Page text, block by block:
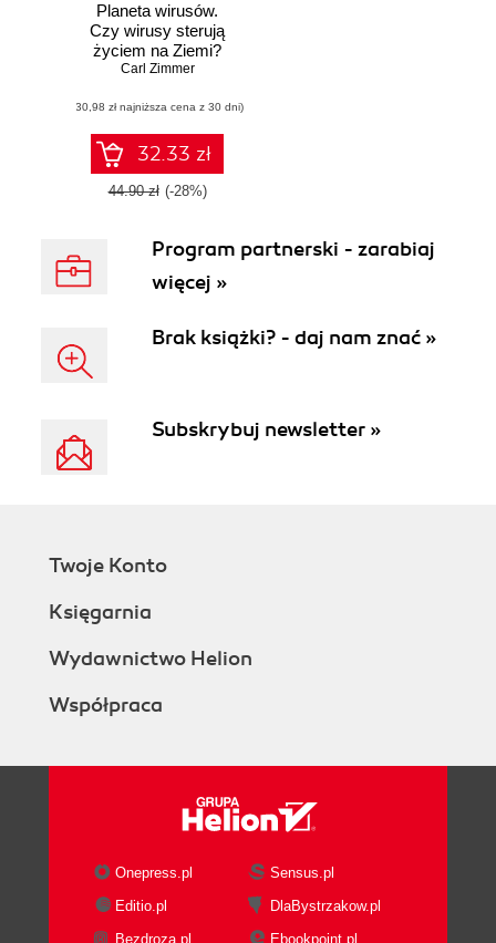
Planeta wirusów.
Czy wirusy sterują
życiem na Ziemi?
Carl Zimmer
(30,98 zł najniższa cena z 30 dni)
32.33 zł
44.90 zł (-28%)
Program partnerski - zarabiaj
więcej »
Brak książki? - daj nam znać »
Subskrybuj newsletter »
Twoje Konto
Księgarnia
Wydawnictwo Helion
Współpraca
Onepress.pl
Sensus.pl
Editio.pl
DlaBystrzakow.pl
Bezdroza.pl
Ebookpoint.pl